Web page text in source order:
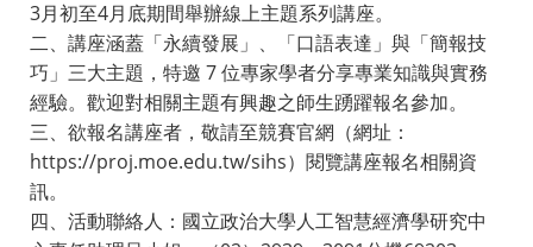
3月初至4月底期間舉辦線上主題系列講座。
二、講座涵蓋「永續發展」、「口語表達」與「簡報技
巧」三大主題，特邀 7 位專家學者分享專業知識與實務
經驗。歡迎對相關主題有興趣之師生踴躍報名參加。
三、欲報名講座者，敬請至競賽官網（網址：
https://proj.moe.edu.tw/sihs）閱覽講座報名相關資
訊。
四、活動聯絡人：國立政治大學人工智慧經濟學研究中